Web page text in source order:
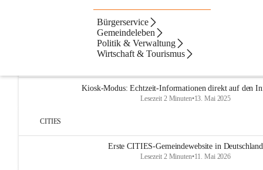
Bürgerservice
Gemeindeleben
Politik & Verwaltung
Wirtschaft & Tourismus
Artikel Dateien
Kiosk-Modus: Echtzeit-Informationen direkt auf den
Lesezeit 2 Minuten•13. Mai 2025
CITIES
Erste CITIES-Gemeindewebsite in Deutschland
Lesezeit 2 Minuten•11. Mai 2026